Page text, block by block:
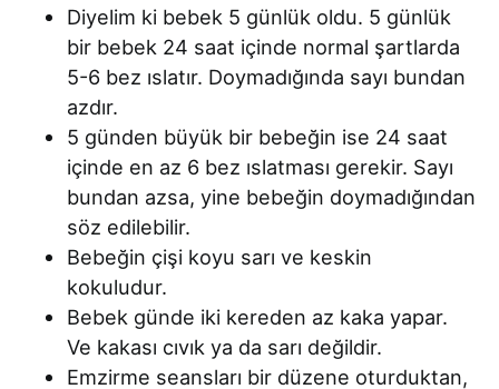
Diyelim ki bebek 5 günlük oldu. 5 günlük
bir bebek 24 saat içinde normal şartlarda
5-6 bez ıslatır. Doymadığında sayı bundan
azdır.
5 günden büyük bir bebeğin ise 24 saat
içinde en az 6 bez ıslatması gerekir. Sayı
bundan azsa, yine bebeğin doymadığından
söz edilebilir.
Bebeğin çişi koyu sarı ve keskin
kokuludur.
Bebek günde iki kereden az kaka yapar.
Ve kakası cıvık ya da sarı değildir.
Emzirme seansları bir düzene oturduktan,